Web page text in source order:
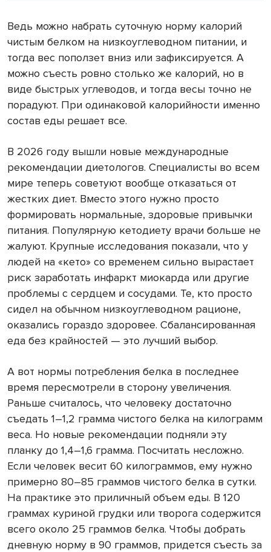
Ведь можно набрать суточную норму калорий
чистым белком на низкоуглеводном питании, и
тогда вес поползет вниз или зафиксируется. А
можно съесть ровно столько же калорий, но в
виде быстрых углеводов, и тогда весы точно не
порадуют. При одинаковой калорийности именно
состав еды решает все.
В 2026 году вышли новые международные
рекомендации диетологов. Специалисты во всем
мире теперь советуют вообще отказаться от
жестких диет. Вместо этого нужно просто
формировать нормальные, здоровые привычки
питания. Популярную кетодиету врачи больше не
жалуют. Крупные исследования показали, что у
людей на «кето» со временем сильно вырастает
риск заработать инфаркт миокарда или другие
проблемы с сердцем и сосудами. Те, кто просто
сидел на обычном низкоуглеводном рационе,
оказались гораздо здоровее. Сбалансированная
еда без крайностей — это лучший выбор.
А вот нормы потребления белка в последнее
время пересмотрели в сторону увеличения.
Раньше считалось, что человеку достаточно
съедать 1–1,2 грамма чистого белка на килограмм
веса. Но новые рекомендации подняли эту
планку до 1,4–1,6 грамма. Посчитать несложно.
Если человек весит 60 килограммов, ему нужно
примерно 80–85 граммов чистого белка в сутки.
На практике это приличный объем еды. В 120
граммах куриной грудки или творога содержится
всего около 25 граммов белка. Чтобы добрать
дневную норму в 90 граммов, придется съесть за